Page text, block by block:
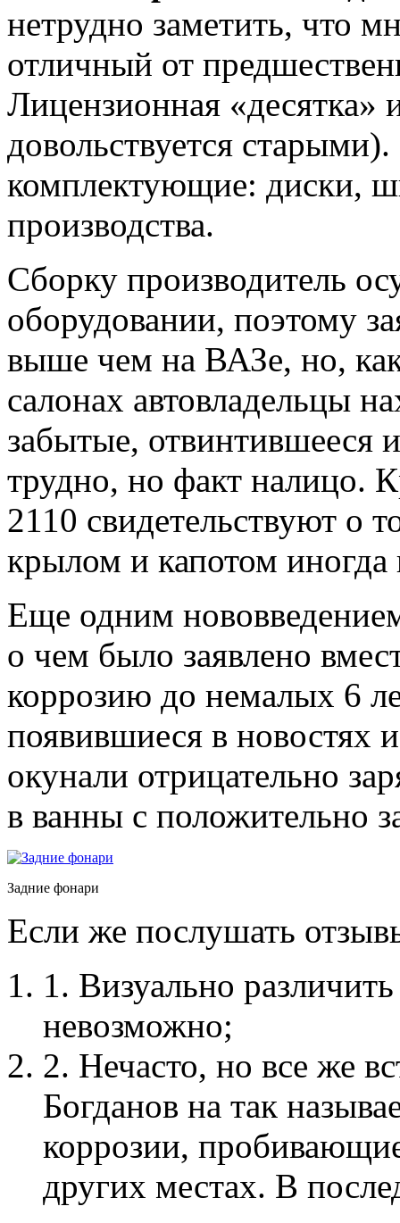
нетрудно заметить, что
отличный от
Лицензионная «десятка»
довольствуется
комплектующие: диски,
производства.
Сборку производитель
оборудовании, поэтому
выше чем на ВАЗе, но,
салонах автовладельцы
забытые, отвинтившееся
трудно, но факт налицо.
2110 свидетельствуют о
крылом и капотом иногда
Еще одним
о чем было заявлено
коррозию до немалых 6
появившиеся в новостях
окунали отрицательно
в ванны с положительно
Задние фонари
Если же послушать
1. Визуально
невозможно;
2. Нечасто, но все же
Богданов на так
коррозии,
других местах. В